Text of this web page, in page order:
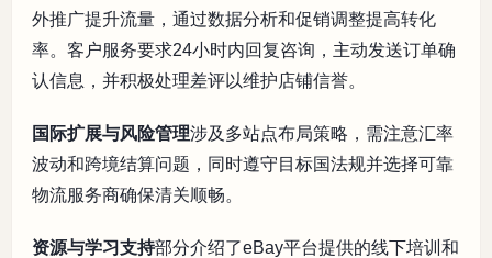
外推广提升流量，通过数据分析和促销调整提高转化
率。客户服务要求24小时内回复咨询，主动发送订单确
认信息，并积极处理差评以维护店铺信誉。
国际扩展与风险管理涉及多站点布局策略，需注意汇率
波动和跨境结算问题，同时遵守目标国法规并选择可靠
物流服务商确保清关顺畅。
资源与学习支持部分介绍了eBay平台提供的线下培训和